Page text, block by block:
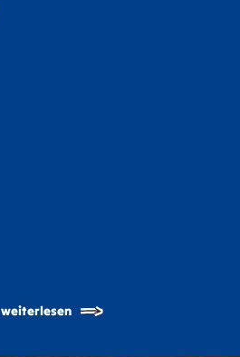
weiterlesen